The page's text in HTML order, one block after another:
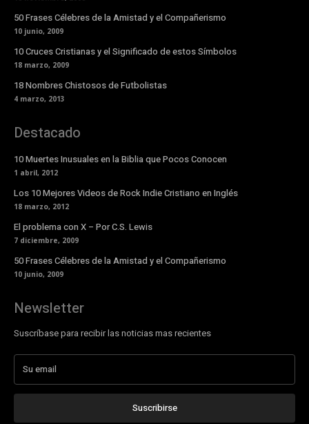
50 Frases Célebres de la Amistad y el Compañerismo
10 junio, 2009
10 Cruces Cristianas y el Significado de estos Símbolos
18 marzo, 2009
18 Nombres Chistosos de Futbolistas
4 marzo, 2013
Destacado
10 Muertes Inusuales en la Biblia que Pocos Conocen
1 abril, 2012
Los 10 Mejores Videos de Rock Indie Cristiano en Inglés
18 marzo, 2012
El problema con X – Por C.S. Lewis
7 diciembre, 2009
50 Frases Célebres de la Amistad y el Compañerismo
10 junio, 2009
Newsletter
Suscríbase para recibir las noticias mas recientes
Suscribirse